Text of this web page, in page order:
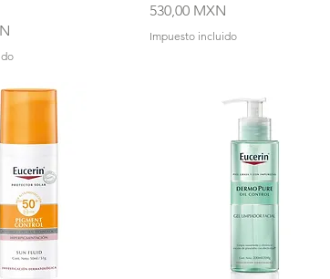
Precio
530,00 MXN
Impuesto incluido